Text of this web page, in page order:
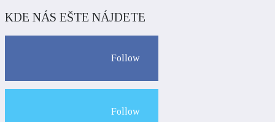
KDE NÁS EŠTE NÁJDETE
Follow
Follow